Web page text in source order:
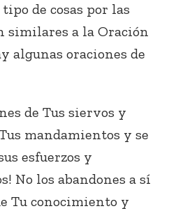
de cosas por las
similares a la Oración
algunas oraciones de
de Tus siervos y
mandamientos y se
esfuerzos y
No los abandones a sí
Tu conocimiento y